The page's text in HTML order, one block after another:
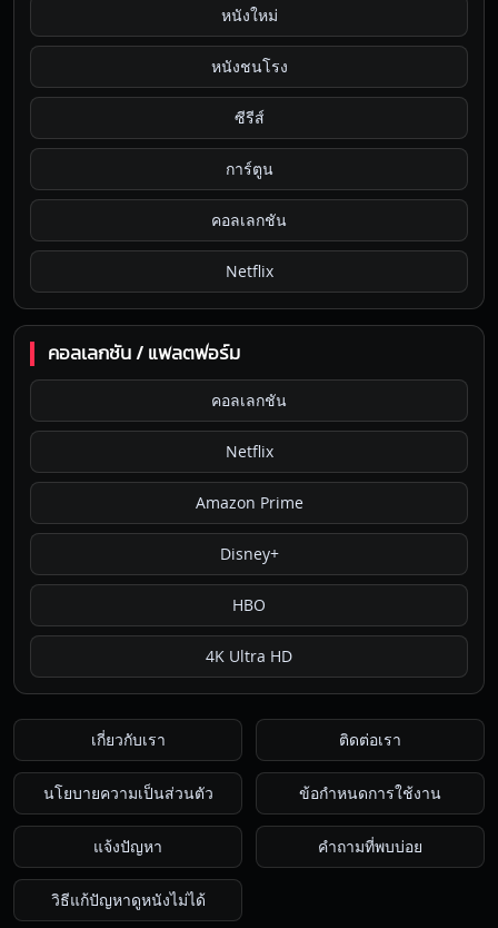
หนังใหม่
หนังชนโรง
ซีรีส์
การ์ตูน
คอลเลกชัน
Netflix
คอลเลกชัน / แพลตฟอร์ม
คอลเลกชัน
Netflix
Amazon Prime
Disney+
HBO
4K Ultra HD
เกี่ยวกับเรา ติดต่อเรา
นโยบายความเป็นส่วนตัว ข้อกำหนดการใช้งาน
แจ้งปัญหา คำถามที่พบบ่อย
วิธีแก้ปัญหาดูหนังไม่ได้